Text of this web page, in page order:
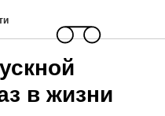
в жизни